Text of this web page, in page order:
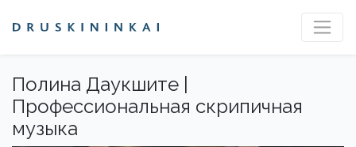
Полина Даукшите |
Профессиональная скрипичная
музыка